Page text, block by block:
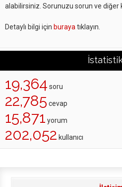
alabilirsiniz. Sorunuzu sorun ve diğer
Detaylı bilgi için buraya tıklayın.
19,364 soru
22,785 cevap
15,871 yorum
202,052 kullanıcı